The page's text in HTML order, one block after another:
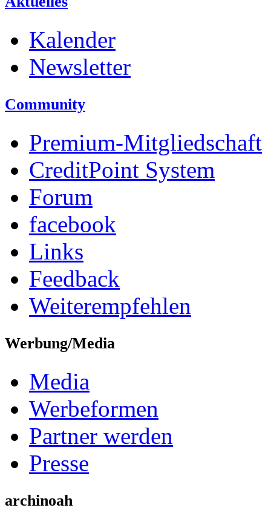
Kalender
Newsletter
Community
Premium-Mitgliedschaft
CreditPoint System
Forum
facebook
Links
Feedback
Weiterempfehlen
Werbung/Media
Media
Werbeformen
Partner werden
Presse
archinoah